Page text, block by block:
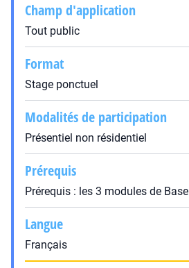
Champ d'application
Tout public
Format
Stage ponctuel
Modalités de participation
Présentiel non résidentiel
Prérequis
Prérequis : les 3 modules de Base
Langue
Français